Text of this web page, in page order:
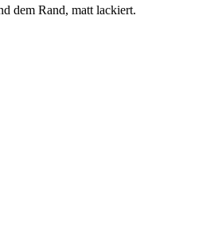
dem Rand, matt lackiert.